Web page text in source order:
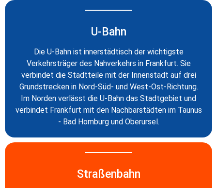
U-Bahn
Die U-Bahn ist innerstädtisch der wichtigste
Verkehrsträger des Nahverkehrs in Frankfurt. Sie
verbindet die Stadtteile mit der Innenstadt auf drei
Grundstrecken in Nord-Süd- und West-Ost-Richtung.
Im Norden verlässt die U-Bahn das Stadtgebiet und
verbindet Frankfurt mit den Nachbarstädten im Taunus
- Bad Homburg und Oberursel.
Straßenbahn